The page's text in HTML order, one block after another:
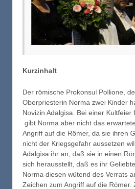
Kurzinhalt
Der römische Prokonsul Pollione,
Oberpriesterin Norma zwei Kinder
Novizin Adalgisa. Bei einer Kultfeier
gibt Norma aber nicht das
Angriff auf die Römer, da sie ihren
nicht der Kriegsgefahr aussetzen
Adalgisa ihr an, daß sie in einen
sich herausstellt, daß es ihr
Norma diesen wütend des Verrats
Zeichen zum Angriff auf die Römer.